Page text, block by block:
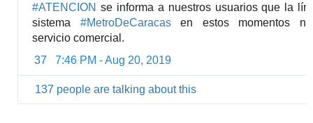
#ATENCION se informa a nuestros usuarios que la
sistema #MetroDeCaracas en estos momentos no
servicio comercial.
37
7:46 PM - Aug 20, 2019
137 people are talking about this